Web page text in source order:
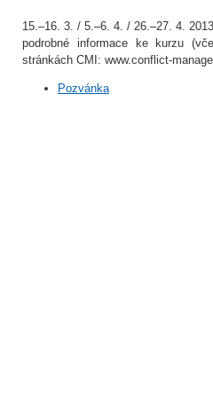
15.–16. 3. / 5.–6. 4. / 26.–27. 4. 2013
podrobné informace ke kurzu
stránkách CMI: www.conflict-
Pozvánka